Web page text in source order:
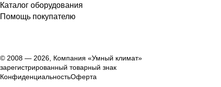
Каталог оборудования
Помощь покупателю
© 2008 — 2026, Компания «Умный климат»
зарегистрированный товарный знак
КонфиденциальностьОферта